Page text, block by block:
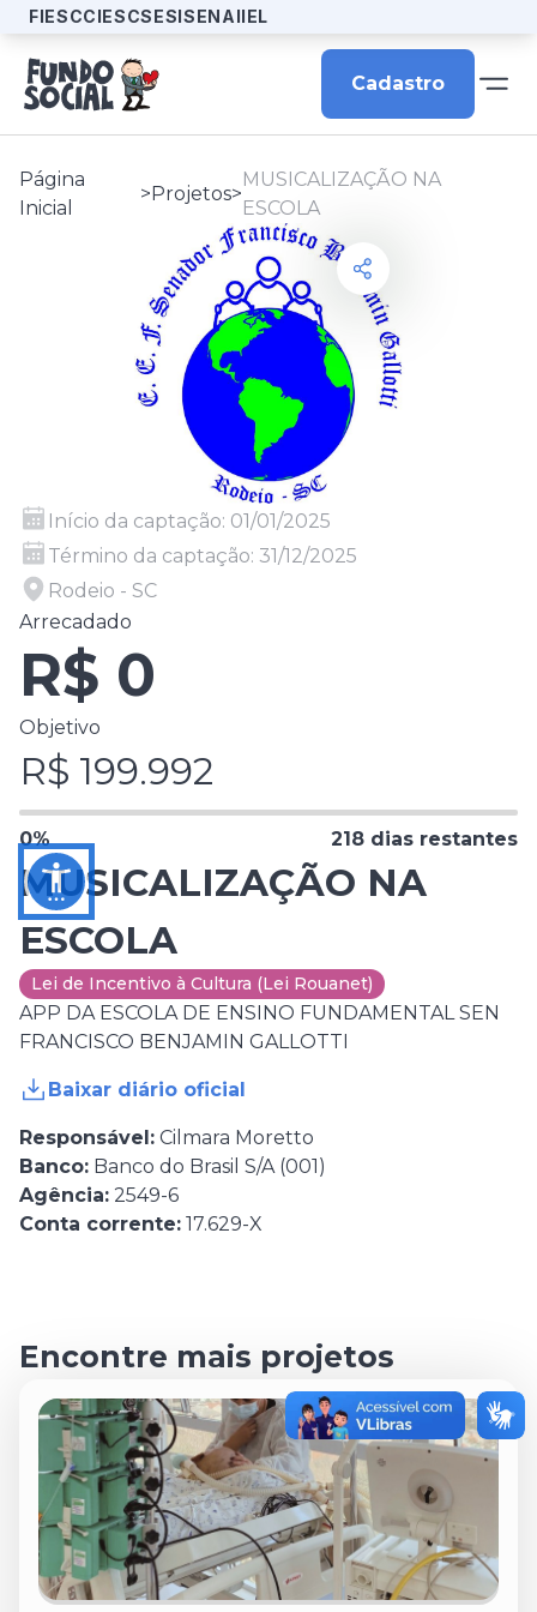
FIESCCIESCSESISENAIIEL
Cadastro
Página
Inicial
>Projetos>
MUSICALIZAÇÃO NA
ESCOLA
Início da captação: 01/01/2025
Término da captação: 31/12/2025
Rodeio - SC
Arrecadado
R$ 0
Objetivo
R$ 199.992
0% 218 dias restantes
MUSICALIZAÇÃO NA
ESCOLA
Lei de Incentivo à Cultura (Lei Rouanet)
APP DA ESCOLA DE ENSINO FUNDAMENTAL SEN
FRANCISCO BENJAMIN GALLOTTI
Baixar diário oficial
Responsável: Cilmara Moretto
Banco: Banco do Brasil S/A (001)
Agência: 2549-6
Conta corrente: 17.629-X
Encontre mais projetos